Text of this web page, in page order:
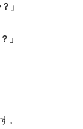
」
」
。